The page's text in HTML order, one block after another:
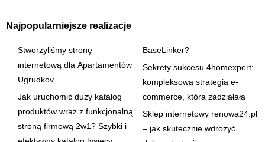
Najpopularniejsze realizacje
Stworzyliśmy stronę
internetową dla Apartamentów
Ugrudkov
Jak uruchomić duży katalog
produktów wraz z funkcjonalną
stroną firmową 2w1? Szybki i
BaseLinker?
Sekrety sukcesu 4homexpert:
kompleksowa strategia e-
commerce, która zadziałała
Sklep internetowy renowa24.pl
– jak skutecznie wdrożyć